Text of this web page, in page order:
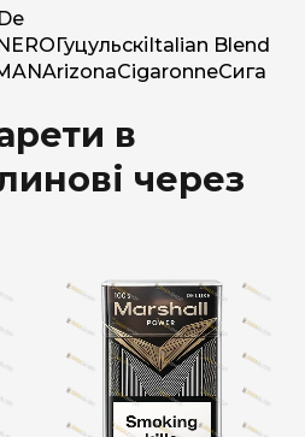
De
NERO Гуцульскі Italian Blend
ArizonaCigaronneСига
в
через